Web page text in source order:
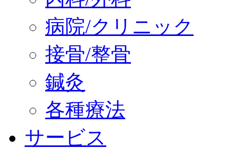
病院/クリニック
接骨/整骨
鍼灸
各種療法
サービス